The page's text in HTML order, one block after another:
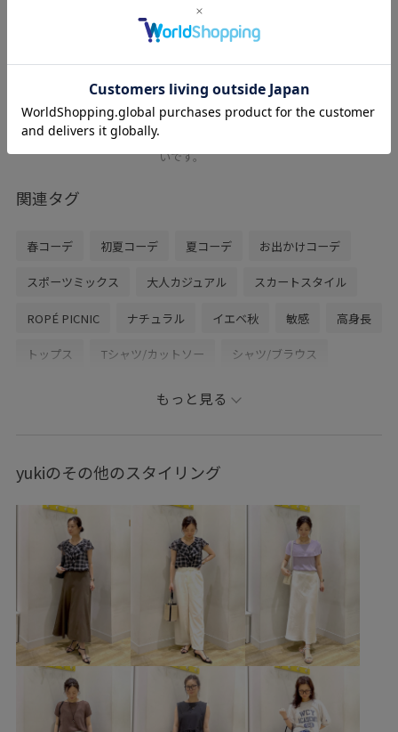
35%OFF
メタルバーストラップサンダル
キナリ / L
¥3,568
レビュー
ストラップで安定感があります。
いです。
関連タグ
春コーデ 初夏コーデ 夏コーデ お出かけコーデ
スポーツミックス 大人カジュアル スカートスタイル
ROPÉ PICNIC ナチュラル イエベ秋 敏感 高身長
トップス Tシャツ/カットソー シャツ/ブラウス
ショルダーバッグ
GIA16190 GIX46000 26SS10r
26SSPR_カジュアルTシャツ 26SSRPgoods
26SSRPお仕事ブラウス 26SSRPボトム
26SSお仕事おすすめ 2BUY10%OFF対象商品
2WAYで使える CHAMPION Exclusive_GW New Era
NEWERA別注 over40_saletops
RP26SS_goods RP体型カバー Tシャツ UVカット
もっと見る
yukiのその他のスタイリング